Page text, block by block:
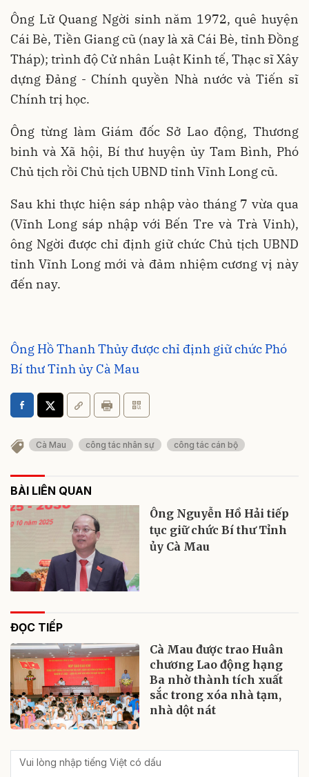
Ông Lữ Quang Ngời sinh năm 1972, quê huyện
Cái Bè, Tiền Giang cũ (nay là xã Cái Bè, tỉnh Đồng
Tháp); trình độ Cử nhân Luật Kinh tế, Thạc sĩ Xây
dựng Đảng - Chính quyền Nhà nước và Tiến sĩ
Chính trị học.
Ông từng làm Giám đốc Sở Lao động, Thương
binh và Xã hội, Bí thư huyện ủy Tam Bình, Phó
Chủ tịch rồi Chủ tịch UBND tỉnh Vĩnh Long cũ.
Sau khi thực hiện sáp nhập vào tháng 7 vừa qua
(Vĩnh Long sáp nhập với Bến Tre và Trà Vinh),
ông Ngời được chỉ định giữ chức Chủ tịch UBND
tỉnh Vĩnh Long mới và đảm nhiệm cương vị này
đến nay.
Ông Hồ Thanh Thủy được chỉ định giữ chức Phó
Bí thư Tỉnh ủy Cà Mau
Cà Mau công tác nhân sự công tác cán bộ
BÀI LIÊN QUAN
Ông Nguyễn Hồ Hải tiếp
tục giữ chức Bí thư Tỉnh
ủy Cà Mau
ĐỌC TIẾP
Cà Mau được trao Huân
chương Lao động hạng
Ba nhờ thành tích xuất
sắc trong xóa nhà tạm,
nhà dột nát